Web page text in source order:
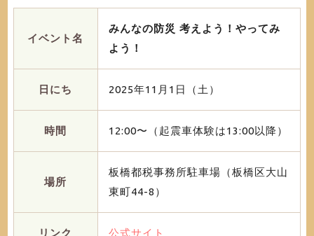
イベント名
みんなの防災 考えよう！やってみ
よう！
日にち 2025年11月1日（土）
時間 12:00〜（起震車体験は13:00以降）
場所
板橋都税事務所駐車場（板橋区大山
東町44-8）
リンク 公式サイト